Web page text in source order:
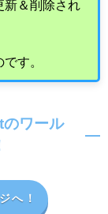
＆削除され
す。
ワール
へ！